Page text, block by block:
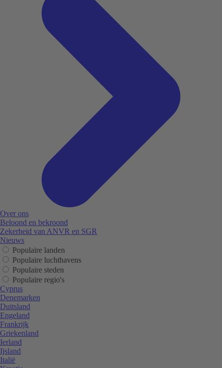
Over ons
Beloond en bekroond
Zekerheid van ANVR en SGR
Nieuws
Populaire landen
Populaire luchthavens
Populaire steden
Populaire regio's
Cyprus
Denemarken
Duitsland
Engeland
Frankrijk
Griekenland
Ierland
Ijsland
Italië